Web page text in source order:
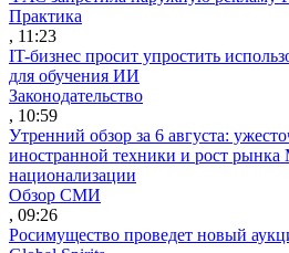
Практика
, 11:23
IT-бизнес просит упростить
для обучения ИИ
Законодательство
, 10:59
Утренний обзор за 6 августа:
иностранной техники и рост рынка
национализации
Обзор СМИ
, 09:26
Росимущество проведет новый